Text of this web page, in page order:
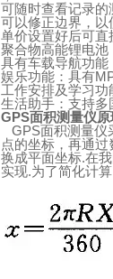
可随时查看记录的
可以修正边界，以
单价设置好后可直
聚合物高能锂电池
具有车载导航功能
娱乐功能：具有
工作安排及学习功
生活助手：支持多
GPS面积测量仪原
GPS面积测量仪
点的坐标，再通
换成平面坐标.在
实现.为了简化计